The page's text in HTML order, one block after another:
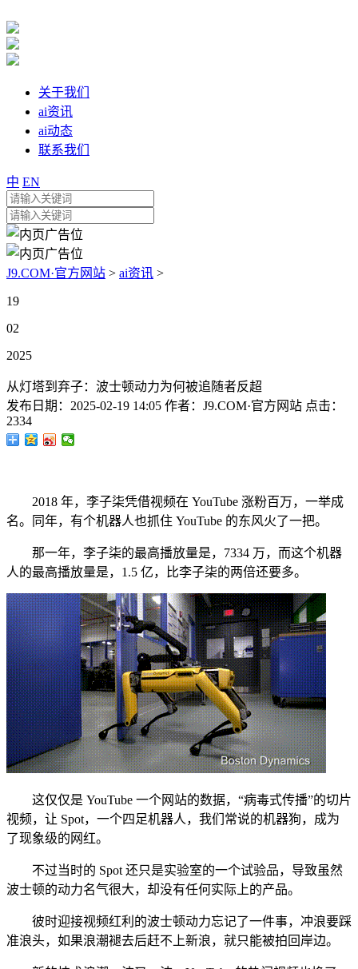
关于我们
ai资讯
ai动态
联系我们
中 EN
J9.COM·官方网站 > ai资讯 >
19
02
2025
从灯塔到弃子：波士顿动力为何被追随者反超
发布日期： 2025-02-19 14:05 作者： J9.COM·官方网站 点击：
2334
2018 年，李子柒凭借视频在 YouTube 涨粉百万，一举成
名。同年，有个机器人也抓住 YouTube 的东风火了一把。
那一年，李子柒的最高播放量是，7334 万，而这个机器
人的最高播放量是，1.5 亿，比李子柒的两倍还要多。
这仅仅是 YouTube 一个网站的数据，“病毒式传播”的切片
视频，让 Spot，一个四足机器人，我们常说的机器狗，成为
了现象级的网红。
不过当时的 Spot 还只是实验室的一个试验品，导致虽然
波士顿的动力名气很大，却没有任何实际上的产品。
彼时迎接视频红利的波士顿动力忘记了一件事，冲浪要踩
准浪头，如果浪潮褪去后赶不上新浪，就只能被拍回岸边。